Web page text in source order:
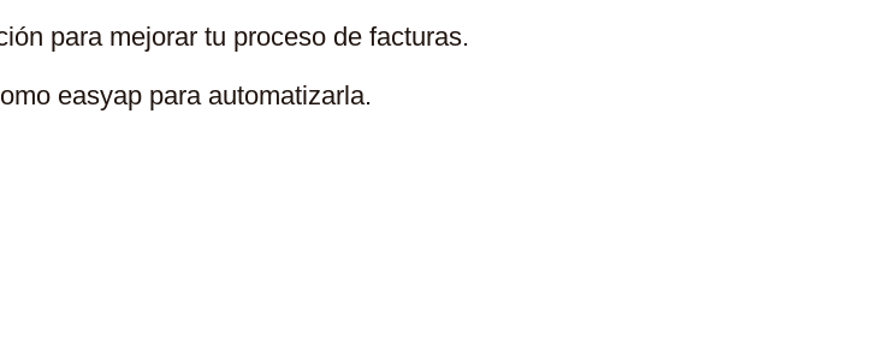
para mejorar tu proceso de facturas.
easyap para automatizarla.